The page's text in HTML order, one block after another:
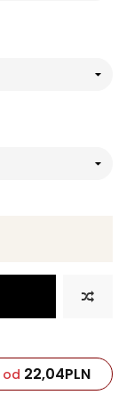
od 22,04PLN